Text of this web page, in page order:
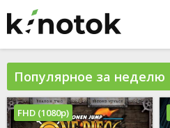
Популярное за неделю
FHD (1080p)